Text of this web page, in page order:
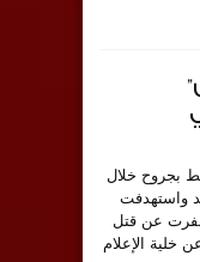
بجروح خلال
واستهدفت
عن قتل
خلية الإعلام